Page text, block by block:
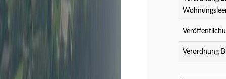
Verordnung